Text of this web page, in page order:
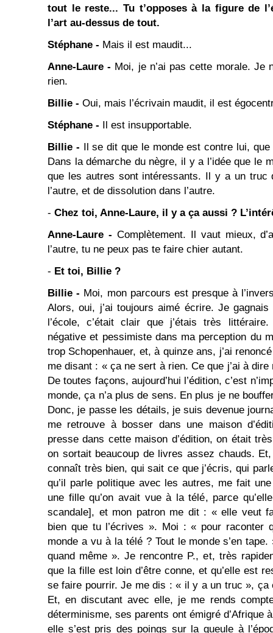
tout le reste... Tu t’opposes à la figure de
l’art au-dessus de tout.
Stéphane - Mais il est maudit...
Anne-Laure - Moi, je n’ai pas cette morale. Je
rien.
Billie - Oui, mais l’écrivain maudit, il est
Stéphane - Il est insupportable.
Billie - Il se dit que le monde est contre lui,
Dans la démarche du nègre, il y a l’idée que le
que les autres sont intéressants. Il y a un truc
l’autre, et de dissolution dans l’autre.
- Chez toi, Anne-Laure, il y a ça aussi ?
Anne-Laure - Complètement. Il vaut mieux,
l’autre, tu ne peux pas te faire chier autant.
- Et toi, Billie ?
Billie - Moi, mon parcours est presque à
Alors, oui, j’ai toujours aimé écrire. Je
l’école, c’était clair que j’étais très
négative et pessimiste dans ma perception du
trop Schopenhauer, et, à quinze ans, j’ai
me disant : « ça ne sert à rien. Ce que j’ai à
De toutes façons, aujourd’hui l’édition, c’est
monde, ça n’a plus de sens. En plus je ne
Donc, je passe les détails, je suis devenue
me retrouve à bosser dans une maison
presse dans cette maison d’édition, on était
on sortait beaucoup de livres assez chauds.
connaît très bien, qui sait ce que j’écris, qui
qu’il parle politique avec les autres, me fait
une fille qu’on avait vue à la télé, parce
scandale], et mon patron me dit : « elle veut
bien que tu l’écrives ». Moi : « pour raconter
monde a vu à la télé ? Tout le monde s’en
quand même ». Je rencontre P., et, très
que la fille est loin d’être conne, et qu’elle est
se faire pourrir. Je me dis : « il y a un truc », ça
Et, en discutant avec elle, je me rends
déterminisme, ses parents ont émigré d’Afrique
elle s’est pris des poings sur la gueule à